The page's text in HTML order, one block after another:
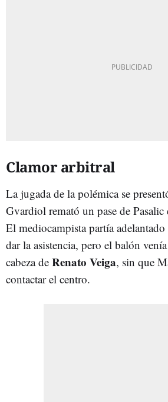
Clamor arbitral
La jugada de la polémica se
Gvardiol remató un pase de Pasalic
El mediocampista partía
dar la asistencia, pero el balón
cabeza de Renato Veiga, sin que
contactar el centro.